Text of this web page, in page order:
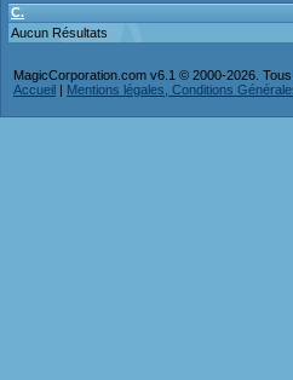
C.
Aucun Résultats
MagicCorporation.com v6.1 © 2000-2026.
Accueil | Mentions légales, Conditions